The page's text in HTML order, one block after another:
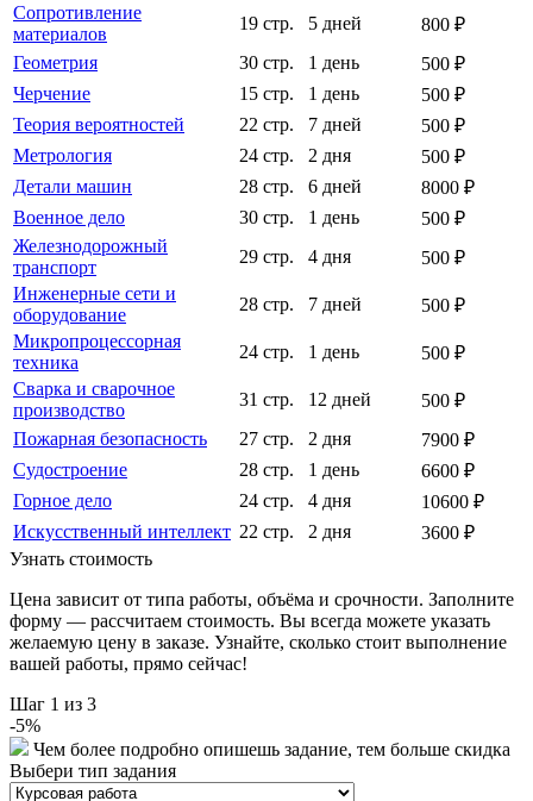
Сопротивление
материалов
19 стр. 5 дней
800 ₽
Геометрия
30 стр. 1 день
500 ₽
Черчение
15 стр. 1 день
500 ₽
Теория вероятностей
22 стр. 7 дней
500 ₽
Метрология
24 стр. 2 дня
500 ₽
Детали машин
28 стр. 6 дней
8000 ₽
Военное дело
30 стр. 1 день
500 ₽
Железнодорожный
транспорт
29 стр. 4 дня
500 ₽
Инженерные сети и
оборудование
28 стр. 7 дней
500 ₽
Микропроцессорная
техника
24 стр. 1 день
500 ₽
Сварка и сварочное
производство
31 стр. 12 дней
500 ₽
Пожарная безопасность
27 стр. 2 дня
7900 ₽
Судостроение
28 стр. 1 день
6600 ₽
Горное дело
24 стр. 4 дня
10600 ₽
Искусственный интеллект 22 стр. 2 дня
3600 ₽
Узнать стоимость
Цена зависит от типа работы, объёма и срочности. Заполните
форму — рассчитаем стоимость. Вы всегда можете указать
желаемую цену в заказе. Узнайте, сколько стоит выполнение
вашей работы, прямо сейчас!
Шаг 1 из 3
-5%
Чем более подробно опишешь задание, тем больше скидка
Выбери тип задания